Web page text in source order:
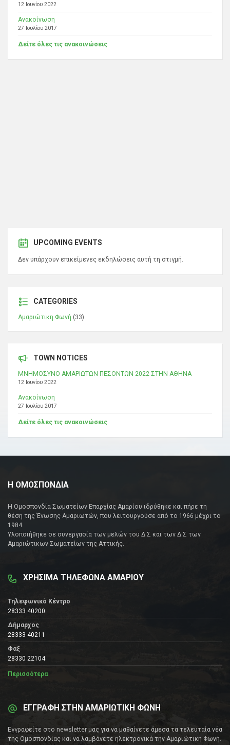
12 Ιουνίου 2022
Ανακοίνωση
27 Ιουλίου 2017
Δείτε όλες τις ανακοινώσεις
UPCOMING EVENTS
Δεν υπάρχουν επικείμενες εκδηλώσεις αυτή τη στιγμή.
CATEGORIES
Αμαριώτικη Φωνή (33)
TOWN NOTICES
ΜΝΗΜΟΣΥΝΟ ΑΜΑΡΙΩΤΩΝ ΠΕΣΟΝΤΩΝ 2022 ΣΤΗΝ ΑΘΗΝΑ
12 Ιουνίου 2022
Ανακοίνωση
27 Ιουλίου 2017
Δείτε όλες τις ανακοινώσεις
Η ΟΜΟΣΠΟΝΔΙΑ
Η Ομοσπονδία Σωματείων Επαρχίας Αμαρίου ιδρύθηκε και πήρε τη
θέση της Ένωσης Αμαριωτών, που λειτουργούσε από το 1966 μέχρι το
1984.
Υλοποιήθηκε σε συνεργασία των μελών του Δ.Σ και των Δ.Σ των
Αμαριώτικων Σωματείων της Αττικής.
ΧΡΗΣΙΜΑ ΤΗΛΕΦΩΝΑ ΑΜΑΡΙΟΥ
Τηλεφωνικό Κέντρο
28333 40200
Δήμαρχος
28333 40211
Φαξ
28330 22104
Περισσότερα
ΕΓΓΡΑΦΗ ΣΤΗΝ ΑΜΑΡΙΩΤΙΚΗ ΦΩΝΗ
Εγγραφείτε στο newsletter μας για να μαθαίνετε άμεσα τα τελευταία νέα
της Ομοσπονδίας και να λαμβάνετε ηλεκτρονικά την Αμαριώτικη Φωνή.